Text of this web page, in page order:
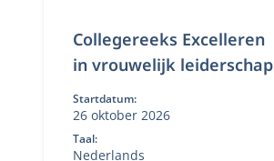
Collegereeks Excelleren
in vrouwelijk leiderschap
Startdatum:
26 oktober 2026
Taal:
Nederlands